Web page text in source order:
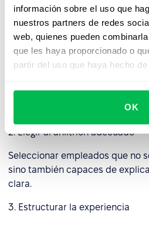
información sobre el uso que
nuestros partners de redes
web, quienes pueden
que les haya proporcionado o
partir del uso que haya hecho
OK
Buenas
shadowing
1. Definir objetivos claros
Establecer qué debe obtener el
conocimientos o exposición a
2. Elegir al anfitrión adecuado
Seleccionar empleados que no
sino también capaces de
clara.
3. Estructurar la experiencia